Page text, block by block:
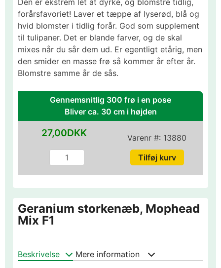
forårsfavoriet! Laver et tæppe af lyserød, blå og
hvid blomster i tidlig forår. God som supplement
til tulipaner. Det er blande farver, og de skal
mixes når du sår dem ud. Er egentligt etårig, men
den smider en masse frø så kommer år efter år.
Blomstre samme år de sås.
Gennemsnitlig 300 frø i en pose
Bliver ca. 30 cm i højden
Varenr #: 13880
27,00DKK
Geranium storkenæb, Mophead
Mix F1
Beskrivelse Mere information